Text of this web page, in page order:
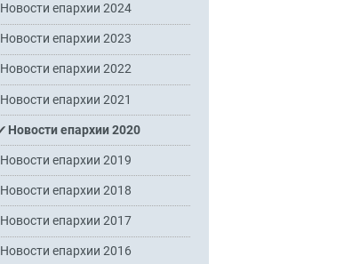
Новости епархии 2024
Новости епархии 2023
Новости епархии 2022
Новости епархии 2021
Новости епархии 2020
Новости епархии 2019
Новости епархии 2018
Новости епархии 2017
Новости епархии 2016